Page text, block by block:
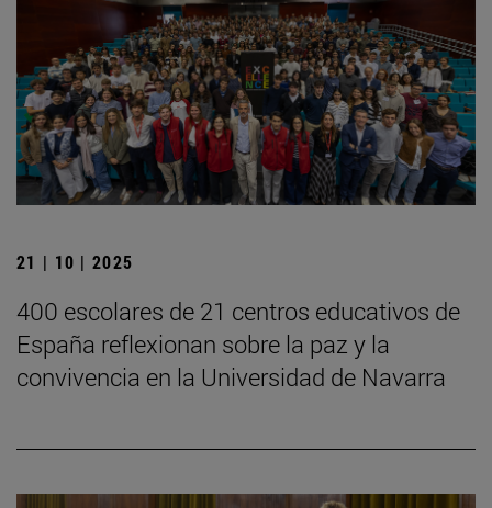
21 | 10 | 2025
400 escolares de 21 centros educativos de
España reflexionan sobre la paz y la
convivencia en la Universidad de Navarra